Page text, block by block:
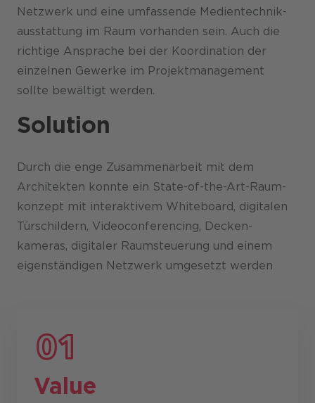
Netz­werk und eine umfassende Medien­technik­
aus­stattung im Raum vorhanden sein. Auch die
richtige Ansprache bei der Koordination der
einzelnen Gewerke im Projekt­management
sollte bewältigt werden.
Solution
Durch die enge Zusam­menarbeit mit dem
Architekten konnte ein State-of-the-Art-Raum­
konzept mit interaktivem Whiteboard, digitalen
Türschildern, Video­conferencing, Decken­
kameras, digitaler Raum­steuerung und einem
eigenständigen Netzwerk umgesetzt werden
Value